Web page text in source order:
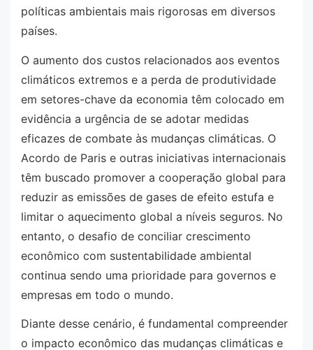
políticas ambientais mais rigorosas em diversos
países.
O aumento dos custos relacionados aos eventos
climáticos extremos e a perda de produtividade
em setores-chave da economia têm colocado em
evidência a urgência de se adotar medidas
eficazes de combate às mudanças climáticas. O
Acordo de Paris e outras iniciativas internacionais
têm buscado promover a cooperação global para
reduzir as emissões de gases de efeito estufa e
limitar o aquecimento global a níveis seguros. No
entanto, o desafio de conciliar crescimento
econômico com sustentabilidade ambiental
continua sendo uma prioridade para governos e
empresas em todo o mundo.
Diante desse cenário, é fundamental compreender
o impacto econômico das mudanças climáticas e